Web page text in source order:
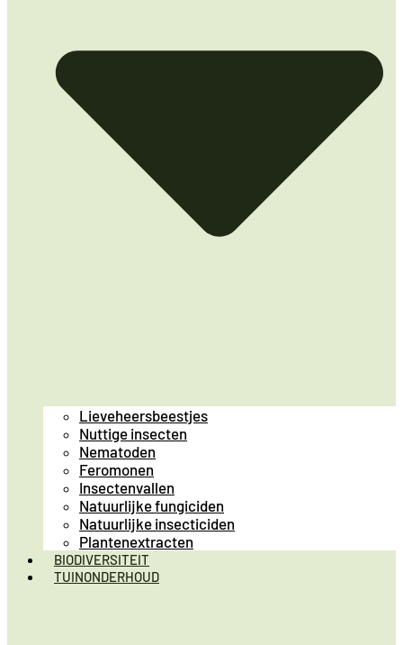
Lieveheersbeestjes
Nuttige insecten
Nematoden
Feromonen
Insectenvallen
Natuurlijke fungiciden
Natuurlijke insecticiden
Plantenextracten
BIODIVERSITEIT
TUINONDERHOUD